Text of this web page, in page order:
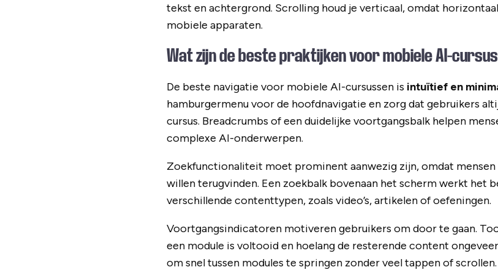
tekst en achtergrond. Scrolling houd je verticaal, omdat
mobiele apparaten.
Wat zijn de beste praktijken voor mobiele AI-
De beste navigatie voor mobiele AI-cursussen is intuïtief en
hamburgermenu voor de hoofdnavigatie en zorg dat gebruikers
cursus. Breadcrumbs of een duidelijke voortgangsbalk helpen
complexe AI-onderwerpen.
Zoekfunctionaliteit moet prominent aanwezig zijn, omdat
willen terugvinden. Een zoekbalk bovenaan het scherm werkt het
verschillende contenttypen, zoals video’s, artikelen of oefeningen.
Voortgangsindicatoren motiveren gebruikers om door te gaan.
een module is voltooid en hoelang de resterende content
om snel tussen modules te springen zonder veel tappen of scrollen.